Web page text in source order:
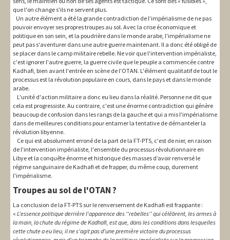
que l'on change s'ils ne servent plus.
Un autre élément a été la grande contradiction de l'impérialisme de ne pas
pouvoir envoyer ses propres troupes au sol. Avec la crise économique et
politique en son sein, et la poudrière dans le monde arabe, l'impérialisme ne
peut pas s'aventurer dans une autre guerre maintenant. Il a donc été obligé de
se placer dans le camp militaire rebelle. Ne voir que l'intervention impérialiste,
c'est ignorer l'autre guerre, la guerre civile que le peuple a commencée contre
Kadhafi, bien avant l'entrée en scène de l'OTAN. L'élément qualitatif de tout le
processus est la révolution populaire en cours, dans le pays et dans le monde
arabe.
L'unité d'action militaire a donc eu lieu dans la réalité. Personne ne dit que
cela est progressiste. Au contraire, c'est une énorme contradiction qui génère
beaucoup de confusion dans les rangs de la gauche et qui a mis l'impérialisme
dans de meilleures conditions pour entamer la tentative de démanteler la
révolution libyenne.
Ce qui est absolument erroné de la part de la FT-PTS, c'est de nier, en raison
de l'intervention impérialiste, l'ensemble du processus révolutionnaire en
Libye et la conquête énorme et historique des masses d’avoir renversé le
régime sanguinaire de Kadhafi et de frapper, du même coup, durement
l'impérialisme.
Troupes au sol de l'OTAN ?
La conclusion de la FT-PTS sur le renversement de Kadhafi est frappante :
« L'essence politique derrière l'apparence des ''rebelles'' qui célèbrent, les armes à
la main, la chute du régime de Kadhafi, est que, dans les conditions dans lesquelles
cette chute a eu lieu, il ne s'agit pas d'une première victoire du processus